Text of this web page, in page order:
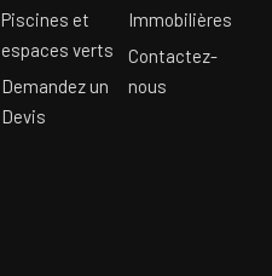
Piscines et
espaces verts
Demandez un
Devis
Immobilières
Contactez-
nous